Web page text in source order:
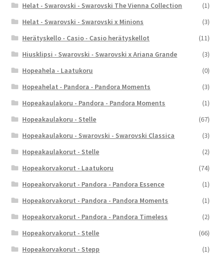
Helat - Swarovski - Swarovski The Vienna Collection
(1)
Helat - Swarovski - Swarovski x Minions
(3)
Herätyskello - Casio - Casio herätyskellot
(11)
Hiusklipsi - Swarovski - Swarovski x Ariana Grande
(3)
Hopeahela - Laatukoru
(0)
Hopeahelat - Pandora - Pandora Moments
(3)
Hopeakaulakoru - Pandora - Pandora Moments
(1)
Hopeakaulakoru - Stelle
(67)
Hopeakaulakoru - Swarovski - Swarovski Classica
(3)
Hopeakaulakorut - Stelle
(2)
Hopeakorvakorut - Laatukoru
(74)
Hopeakorvakorut - Pandora - Pandora Essence
(1)
Hopeakorvakorut - Pandora - Pandora Moments
(1)
Hopeakorvakorut - Pandora - Pandora Timeless
(2)
Hopeakorvakorut - Stelle
(66)
Hopeakorvakorut - Stepp
(1)